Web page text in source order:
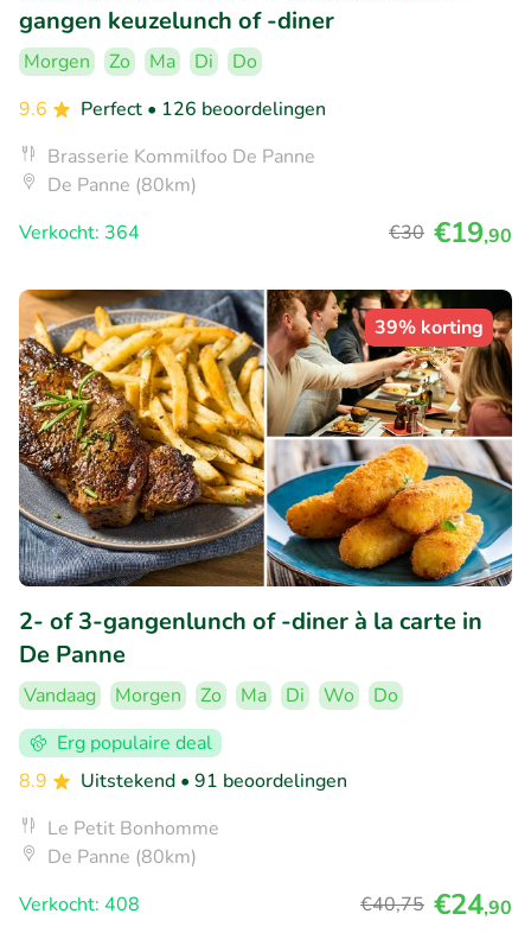
gangen keuzelunch of -diner
Morgen Zo Ma Di
Do
9.6
Perfect • 126 beoordelingen
Brasserie Kommilfoo De Panne
De Panne (80km)
Verkocht: 364
€30 €19,90
39% korting
2- of 3-gangenlunch of -diner à la carte in
De Panne
Vandaag Morgen Zo Ma Di Wo
Do
Erg populaire deal
8.9
Uitstekend • 91 beoordelingen
Le Petit Bonhomme
De Panne (80km)
Verkocht: 408
€40,75 €24,90